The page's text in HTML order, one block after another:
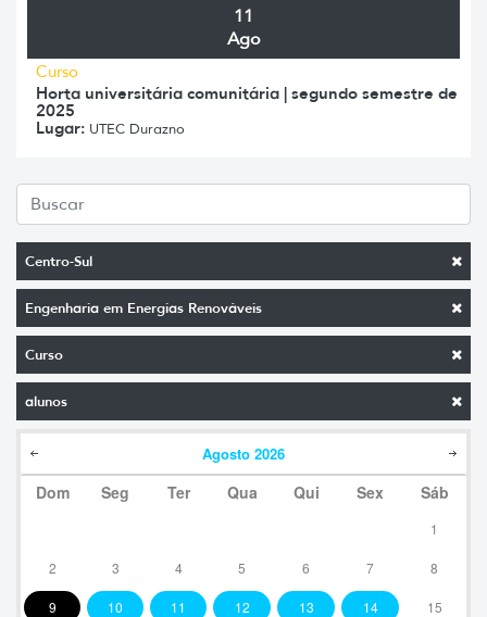
Centro-Sul
Engenharia em Energias Renováveis
Curso
alunos
Agosto 2026
Dom Seg Ter Qua Qui Sex Sáb
1
2 3 4 5 6 7 8
9 10 11 12 13 14 15
11
Ago
Curso
Horta universitária comunitária | segundo semestre de
2025
Lugar: UTEC Durazno